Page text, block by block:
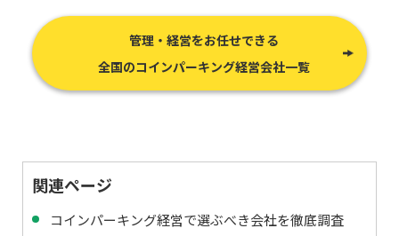
管理・経営をお任せできる
全国のコインパーキング経営会社一覧
関連ページ
コインパーキング経営で選ぶべき会社を徹底調査